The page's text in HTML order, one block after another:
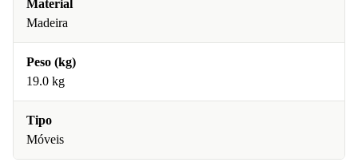
Material
Madeira
Peso (kg)
19.0 kg
Tipo
Móveis